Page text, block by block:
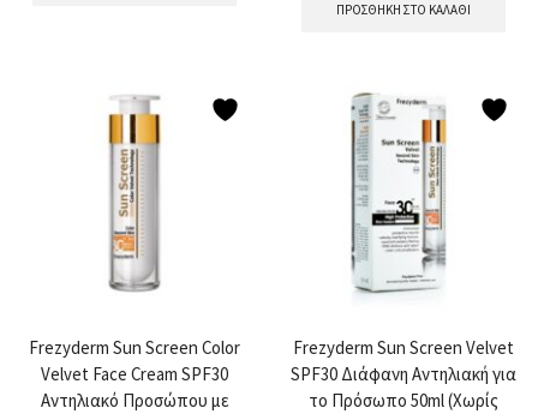
ΠΡΟΣΘΉΚΗ ΣΤΟ ΚΑΛΆΘΙ
Frezyderm Sun Screen Color
Velvet Face Cream SPF30
Αντηλιακό Προσώπου με
Frezyderm Sun Screen Velvet
SPF30 Διάφανη Αντηλιακή για
το Πρόσωπο 50ml (Χωρίς